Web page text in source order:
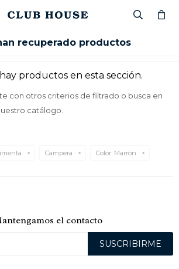
recuperado productos
hay productos en esta sección.
con otros criterios de filtrado o busca en
catálogo.
Campera Color: Marrón
el contacto
SUSCRIBIRME